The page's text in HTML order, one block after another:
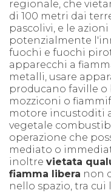
regionale, che
di 100 metri dai
pascolivi, e le
potenzialmente
fuochi e fuochi
apparecchi a
metalli, usare
producano faville o
mozziconi o
motore incustoditi
vegetale
operazione che
mediato o
inoltre vietata
fiamma libera non
nello spazio, tra